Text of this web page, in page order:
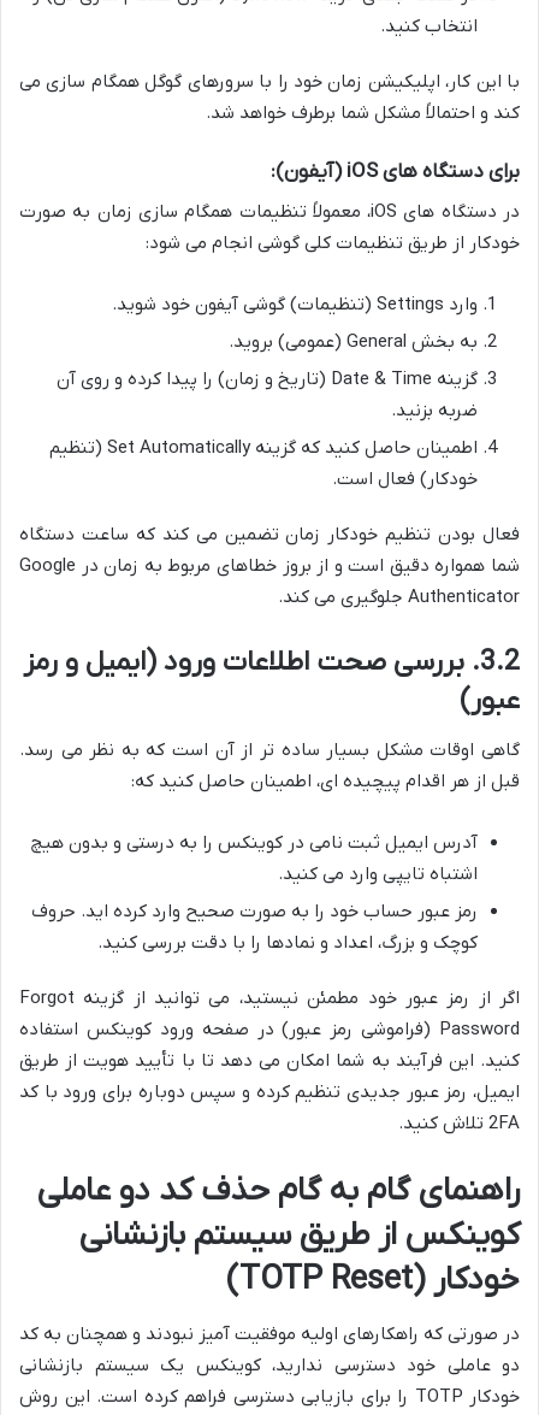
انتخاب کنید.
با این کار، اپلیکیشن زمان خود را با سرورهای گوگل همگام سازی می
کند و احتمالاً مشکل شما برطرف خواهد شد.
برای دستگاه های iOS (آیفون):
در دستگاه های iOS، معمولاً تنظیمات همگام سازی زمان به صورت
خودکار از طریق تنظیمات کلی گوشی انجام می شود:
وارد Settings (تنظیمات) گوشی آیفون خود شوید.
به بخش General (عمومی) بروید.
گزینه Date & Time (تاریخ و زمان) را پیدا کرده و روی آن
ضربه بزنید.
اطمینان حاصل کنید که گزینه Set Automatically (تنظیم
خودکار) فعال است.
فعال بودن تنظیم خودکار زمان تضمین می کند که ساعت دستگاه
شما همواره دقیق است و از بروز خطاهای مربوط به زمان در Google
Authenticator جلوگیری می کند.
3.2. بررسی صحت اطلاعات ورود (ایمیل و رمز
عبور)
گاهی اوقات مشکل بسیار ساده تر از آن است که به نظر می رسد.
قبل از هر اقدام پیچیده ای، اطمینان حاصل کنید که:
آدرس ایمیل ثبت نامی در کوینکس را به درستی و بدون هیچ
اشتباه تایپی وارد می کنید.
رمز عبور حساب خود را به صورت صحیح وارد کرده اید. حروف
کوچک و بزرگ، اعداد و نمادها را با دقت بررسی کنید.
اگر از رمز عبور خود مطمئن نیستید، می توانید از گزینه Forgot
Password (فراموشی رمز عبور) در صفحه ورود کوینکس استفاده
کنید. این فرآیند به شما امکان می دهد تا با تأیید هویت از طریق
ایمیل، رمز عبور جدیدی تنظیم کرده و سپس دوباره برای ورود با کد
2FA تلاش کنید.
راهنمای گام به گام حذف کد دو عاملی
کوینکس از طریق سیستم بازنشانی
خودکار (TOTP Reset)
در صورتی که راهکارهای اولیه موفقیت آمیز نبودند و همچنان به کد
دو عاملی خود دسترسی ندارید، کوینکس یک سیستم بازنشانی
خودکار TOTP را برای بازیابی دسترسی فراهم کرده است. این روش